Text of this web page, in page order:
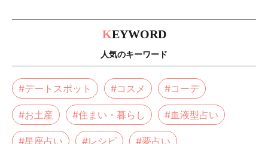
KEYWORD
人気のキーワード
#デートスポット #コスメ #コーデ
#お土産 #住まい・暮らし #血液型占い
#星座占い #レシピ #夢占い